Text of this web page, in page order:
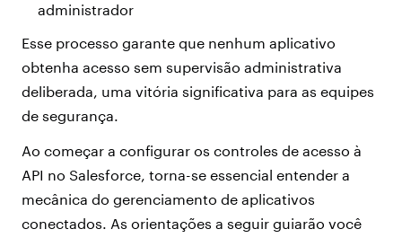
administrador
Esse processo garante que nenhum aplicativo
obtenha acesso sem supervisão administrativa
deliberada, uma vitória significativa para as equipes
de segurança.
Ao começar a configurar os controles de acesso à
API no Salesforce, torna-se essencial entender a
mecânica do gerenciamento de aplicativos
conectados. As orientações a seguir guiarão você